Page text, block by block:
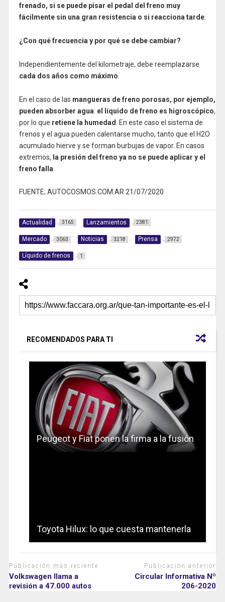
frenado, si se puede pisar el pedal del freno muy
fácilmente sin una gran resistencia o si reacciona tarde.
¿Con qué frecuencia y por qué se debe cambiar?
Independientemente del kilometraje, debe reemplazarse
cada dos años como máximo
En el caso de las mangueras de freno porosas, por ejemplo,
pueden absorber agua: el líquido de freno es higroscópico,
por lo que retiene la humedad
. En este caso el sistema de
frenos y el agua pueden calentarse mucho, tanto que el H2O
acumulado hierve y se forman burbujas de vapor. En casos
extremos, la presión del freno ya no se puede aplicar y el
freno falla
FUENTE; AUTOCOSMOS.COM.AR 21/07/2020
Actualidad 3165 Lanzamientos 2381
Mercado 3063 Noticias 3218 Prensa 2972
Líquido de frenos 1
RECOMENDADOS PARA TI
Peugeot y Fiat ponen la firma a la fusión
Toyota Hilux: lo que cuesta mantenerla
Publicación más reciente
Volkswagen llama a
revisión a 47.000 autos
Publicación anterior
Circular Informativa Nº
206-2020